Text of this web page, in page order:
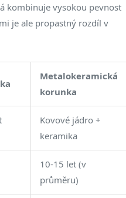
kombinuje vysokou pevnost
je ale propastný rozdíl v
Metalokeramická
korunka
Kovové jádro +
keramika
10-15 let (v
průměru)